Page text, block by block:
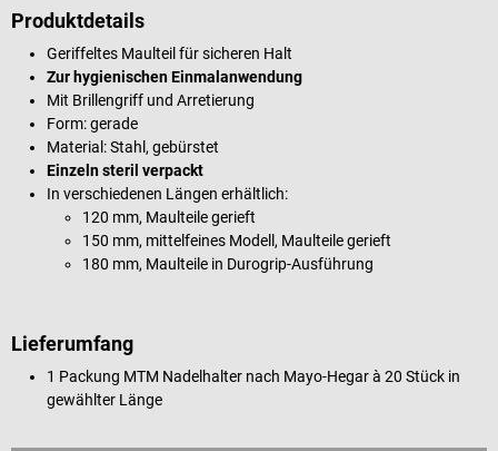
Produktdetails
Geriffeltes Maulteil für sicheren Halt
Zur hygienischen Einmalanwendung
Mit Brillengriff und Arretierung
Form: gerade
Material: Stahl, gebürstet
Einzeln steril verpackt
In verschiedenen Längen erhältlich:
120 mm, Maulteile gerieft
150 mm, mittelfeines Modell, Maulteile gerieft
180 mm, Maulteile in Durogrip-Ausführung
Lieferumfang
1 Packung MTM Nadelhalter nach Mayo-Hegar à 20 Stück in
gewählter Länge